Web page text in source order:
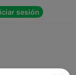
sesión